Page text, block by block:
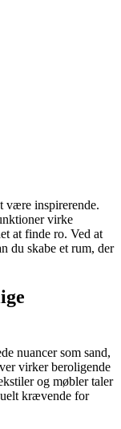
være inspirerende.
virke
at finde ro. Ved at
du skabe et rum, der
nuancer som sand,
virker beroligende
og møbler taler
krævende for